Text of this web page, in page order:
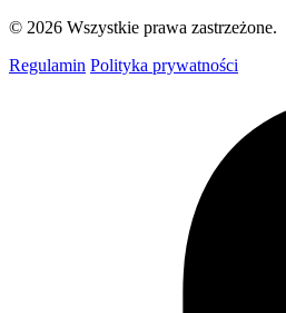
© 2026 Wszystkie prawa zastrzeżone.
Regulamin Polityka prywatności